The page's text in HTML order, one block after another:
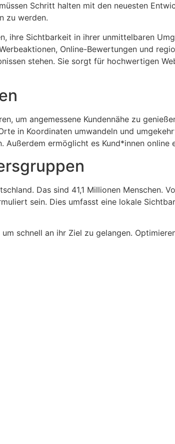
Schritt halten mit den neuesten
zu werden.
ihre Sichtbarkeit in ihrer unmittelbaren
Online-Bewertungen und
stehen. Sie sorgt für hochwertigen
um angemessene Kundennähe zu
in Koordinaten umwandeln und
ermöglicht es Kund*innen online
Das sind 41,1 Millionen Menschen.
sein. Dies umfasst eine lokale
schnell an ihr Ziel zu gelangen.